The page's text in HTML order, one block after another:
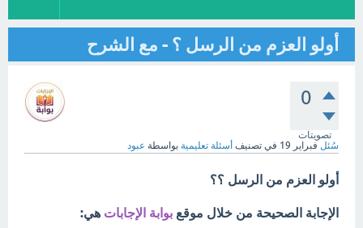
أولو العزم من الرسل ؟ - مع الشرح
0
تصويتات
سُئل فبراير 19 في تصنيف أسئلة تعليمية بواسطة عبود
أولو العزم من الرسل ؟؟
الإجابة الصحيحة من خلال موقع بوابة الإجابات هي: